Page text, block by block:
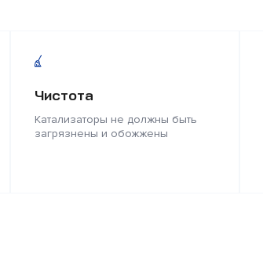
Чистота
Катализаторы не должны быть
загрязнены и обожжены